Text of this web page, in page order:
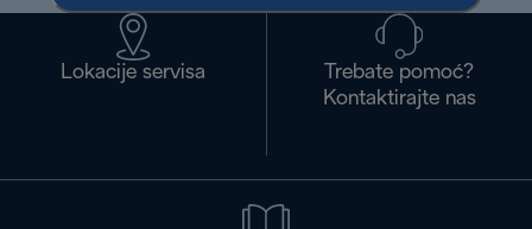
Lokacije servisa
Trebate pomoć?
Kontaktirajte nas